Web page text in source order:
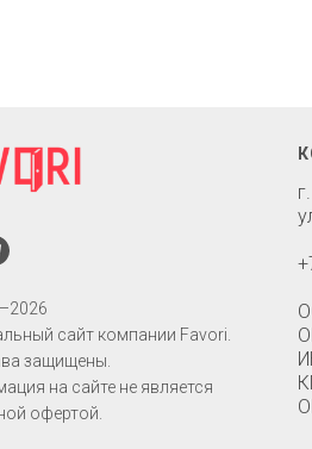
сайт компании Favori.
защищены.
на сайте не является
офертой.